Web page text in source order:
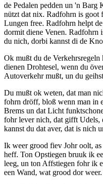
de Pedalen pedden un 'n Barg
nützt dat nix. Radfohrn is
Lungen free. Radfohrn helpt
dormit diene Venen. Radfohrn
du nich, dorbi kannst di de
Ok mußt du de
dienen Drohtesel, wenn du
Autoverkehr mußt, un du
Du mußt ok weten, dat man
fohrn dröff, bloß wenn man in
Brems un dat Licht
fohr lever nich, dat gifft Udels,
kannst du dat aver, dat is nich
Ik weer grood fiev Johr oolt,
heff. Ton Opstiegen bruuk ik
leeg, un ton Affstiegen fohr ik
een Wand, wat grood dor weer.